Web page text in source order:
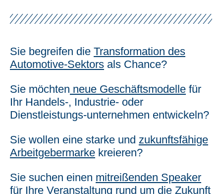
Sie begreifen die Transformation des
Automotive-Sektors als Chance?
Sie möchten neue Geschäftsmodelle für
Ihr Handels-, Industrie- oder
Dienstleistungs-unternehmen entwickeln?
Sie wollen eine starke und zukunftsfähige
Arbeitgebermarke kreieren?
Sie suchen einen mitreißenden Speaker
für Ihre Veranstaltung rund um die Zukunft